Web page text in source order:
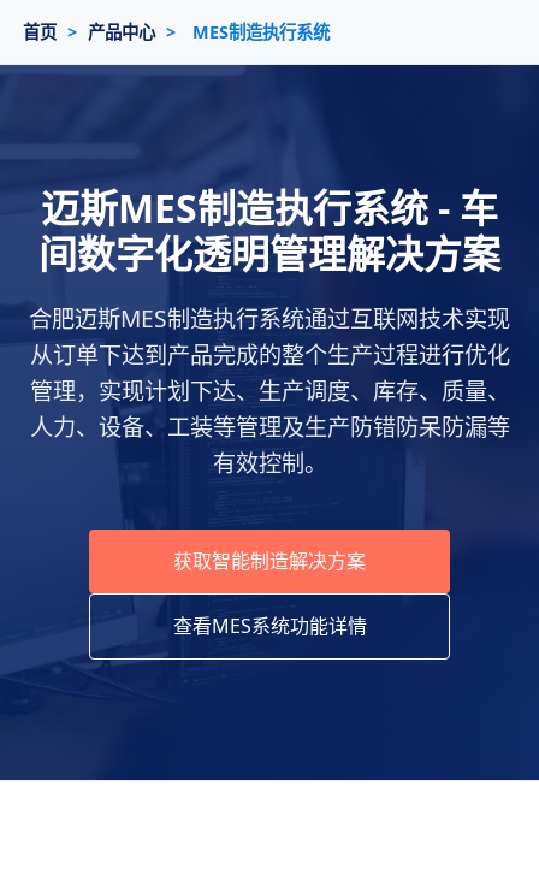
首页 > 产品中心 > MES制造执行系统
迈斯MES制造执行系统 - 车
间数字化透明管理解决方案
合肥迈斯MES制造执行系统通过互联网技术实现
从订单下达到产品完成的整个生产过程进行优化
管理，实现计划下达、生产调度、库存、质量、
人力、设备、工装等管理及生产防错防呆防漏等
有效控制。
获取智能制造解决方案
查看MES系统功能详情